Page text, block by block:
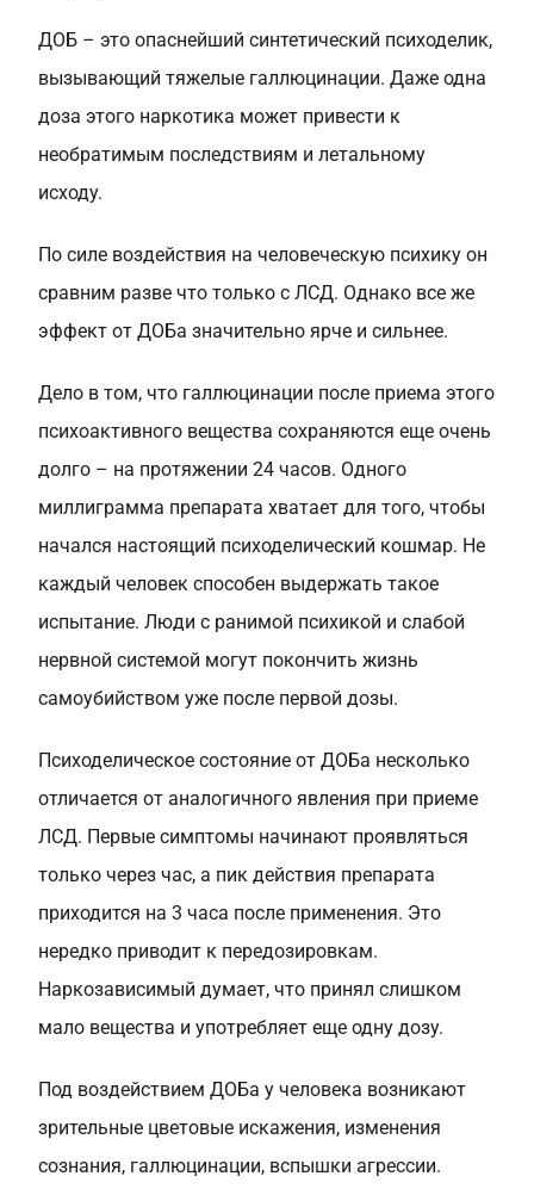
ДОБ – это опаснейший синтетический психоделик,
вызывающий тяжелые галлюцинации. Даже одна
доза этого наркотика может привести к
необратимым последствиям и летальному
исходу.
По силе воздействия на человеческую психику он
сравним разве что только с ЛСД. Однако все же
эффект от ДОБа значительно ярче и сильнее.
Дело в том, что галлюцинации после приема этого
психоактивного вещества сохраняются еще очень
долго – на протяжении 24 часов. Одного
миллиграмма препарата хватает для того, чтобы
начался настоящий психоделический кошмар. Не
каждый человек способен выдержать такое
испытание. Люди с ранимой психикой и слабой
нервной системой могут покончить жизнь
самоубийством уже после первой дозы.
Психоделическое состояние от ДОБа несколько
отличается от аналогичного явления при приеме
ЛСД. Первые симптомы начинают проявляться
только через час, а пик действия препарата
приходится на 3 часа после применения. Это
нередко приводит к передозировкам.
Наркозависимый думает, что принял слишком
мало вещества и употребляет еще одну дозу.
Под воздействием ДОБа у человека возникают
зрительные цветовые искажения, изменения
сознания, галлюцинации, вспышки агрессии.